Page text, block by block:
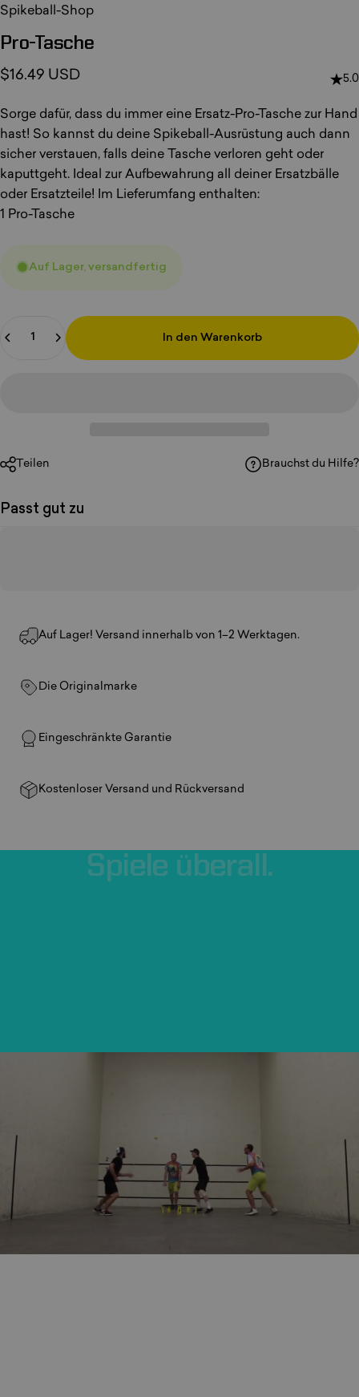
Spikeball-Shop
Pro-Tasche
$16.49 USD 5.0
Sorge dafür, dass du immer eine Ersatz-Pro-Tasche zur Hand
hast! So kannst du deine Spikeball-Ausrüstung auch dann
sicher verstauen, falls deine Tasche verloren geht oder
kaputtgeht. Ideal zur Aufbewahrung all deiner Ersatzbälle
oder Ersatzteile! Im Lieferumfang enthalten:
1 Pro-Tasche
Auf Lager, versandfertig
In den Warenkorb
Teilen Brauchst du Hilfe?
Passt gut zu
Auf Lager! Versand innerhalb von 1–2 Werktagen.
Die Originalmarke
Eingeschränkte Garantie
Kostenloser Versand und Rückversand
Spiele überall.